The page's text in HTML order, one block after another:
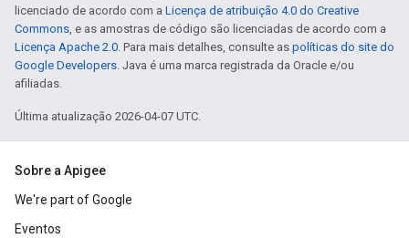
licenciado de acordo com a Licença de atribuição 4.0 do Creative
Commons, e as amostras de código são licenciadas de acordo com a
Licença Apache 2.0. Para mais detalhes, consulte as políticas do site do
Google Developers. Java é uma marca registrada da Oracle e/ou
afiliadas.
Última atualização 2026-04-07 UTC.
Sobre a Apigee
We're part of Google
Eventos